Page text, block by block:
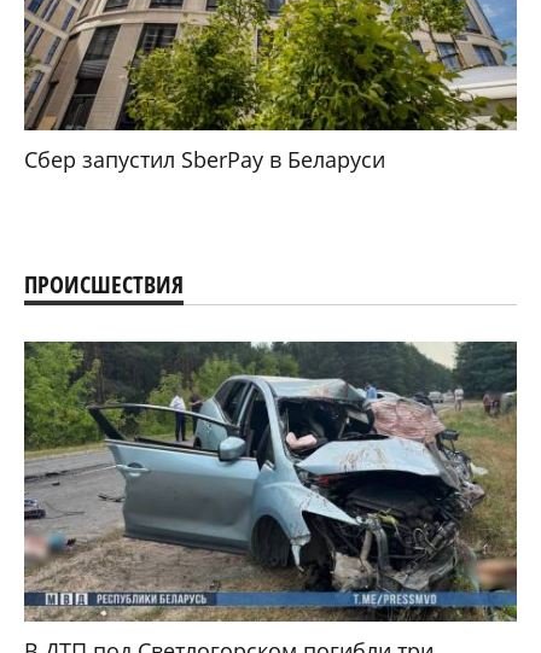
Сбер запустил SberPay в Беларуси
ПРОИСШЕСТВИЯ